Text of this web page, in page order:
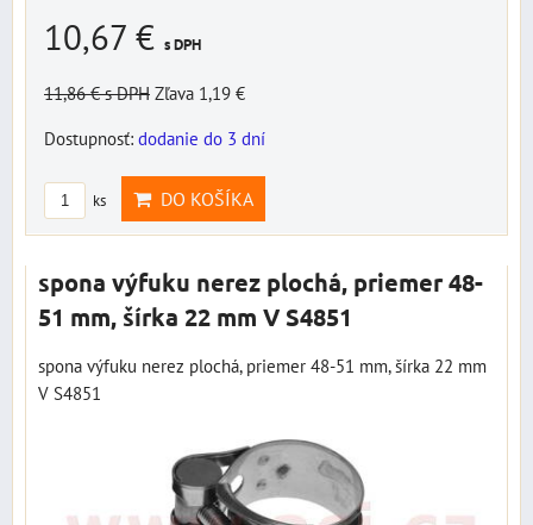
10,67 € s DPH
11,86 €s DPH Zľava 1,19 €
Dostupnosť: dodanie do 3 dní
ks DO KOŠÍKA
spona výfuku nerez plochá, priemer 48-
51 mm, šírka 22 mm V S4851
spona výfuku nerez plochá, priemer 48-51 mm, šírka 22 mm
V S4851